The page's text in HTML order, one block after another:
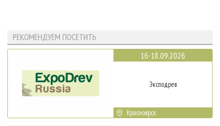
РЕКОМЕНДУЕМ ПОСЕТИТЬ
16-18.09.2026
Эксподрев
Красноярск